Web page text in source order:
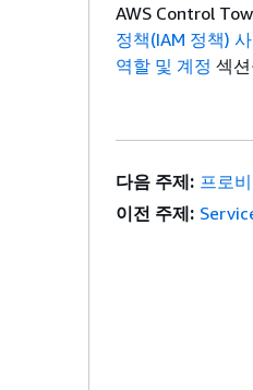
AWS Control
정책(IAM 정책)
역할 및 계정 섹
다음 주제: 프로
이전 주제: